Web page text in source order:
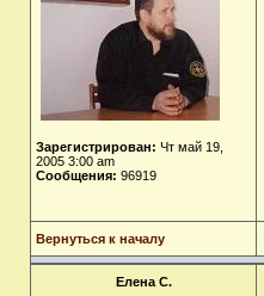
Зарегистрирован: Чт май 19,
2005 3:00 am
Сообщения: 96919
Вернуться к началу
Елена С.